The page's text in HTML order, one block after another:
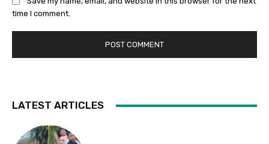
time I comment.
LATEST ARTICLES